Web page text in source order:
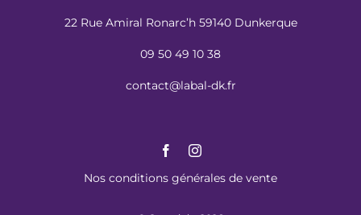
22 Rue Amiral Ronarc’h 59140 Dunkerque
09 50 49 10 38
contact@labal-dk.fr
Nos conditions générales de vente